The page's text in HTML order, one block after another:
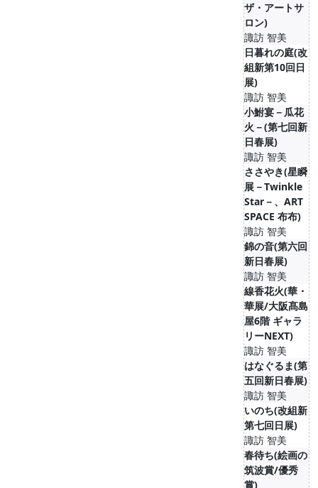
ザ・アートサ
ロン)
諏訪 智美
日暮れの庭(改
組新第10回日
展)
諏訪 智美
小鮒宴－瓜花
火－(第七回新
日春展)
諏訪 智美
ささやき(星瞬
展－Twinkle
Star－、ART
SPACE 布布)
諏訪 智美
錦の音(第六回
新日春展)
諏訪 智美
線香花火(華・
華展/大阪髙島
屋6階 ギャラ
リーNEXT)
諏訪 智美
はなぐるま(第
五回新日春展)
諏訪 智美
いのち(改組新
第七回日展)
諏訪 智美
春待ち(絵画の
筑波賞/優秀
賞)